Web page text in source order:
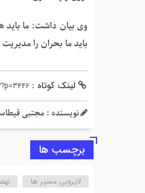
وی بیان داشت: ما باید
باید ما بحران را
لینک کوتاه :
نویسنده : مجتبی
برچسب ها
لایروبی مسیر ها